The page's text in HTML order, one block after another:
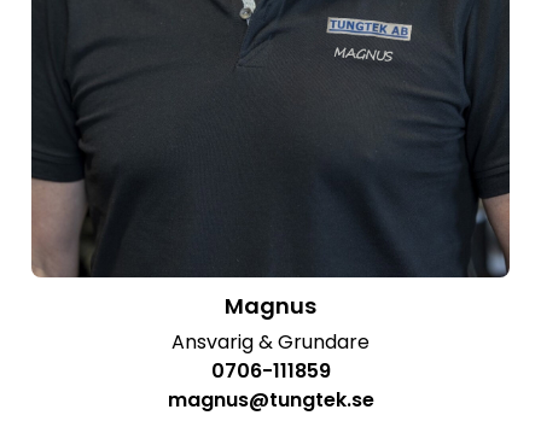
Magnus
Ansvarig & Grundare
0706-111859
magnus@tungtek.se